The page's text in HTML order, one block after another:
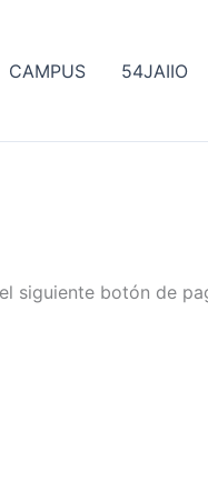
CAMPUS 54JAIIO
siguiente botón de